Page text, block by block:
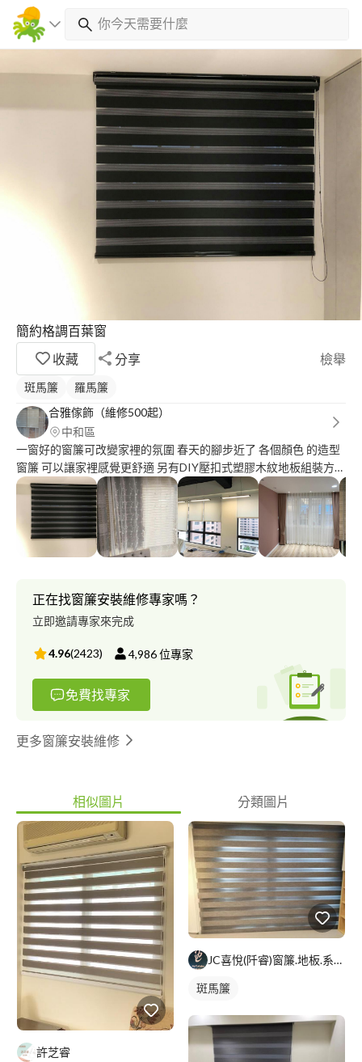
簡約格調百葉窗
收藏
分享 檢舉
斑馬簾
羅馬簾
合雅傢飾（維修500起）
中和區
一窗好的窗簾可改變家裡的氛圍 春天的腳步近了 各個顏色 的造型
窗簾 可以讓家裡感覺更舒適 另有DIY壓扣式塑膠木紋地板組裝方便
無須上膠 打釘 有實體店面工廠直營手工精緻品質有保證 售後服務
免煩惱 師傅免費到府丈量 另有拉門.拉簾.透明塑膠拉簾.百葉窗.羅
馬簾.壁紙.......等 歡迎來電洽詢 地址：新北市中和區景平路443號1
樓( 近中和國小 電話：0*********.可來電提供專業資詢
正在找窗簾安裝維修專家嗎？
立即邀請專家來完成
4.96(2423) 4,986位專家
免費找專家
更多窗簾安裝維修
相似圖片 分類圖片
許芝睿
JC喜悅(阡睿)窗簾.地板.系統櫃.隔熱紙joy curta
斑馬簾